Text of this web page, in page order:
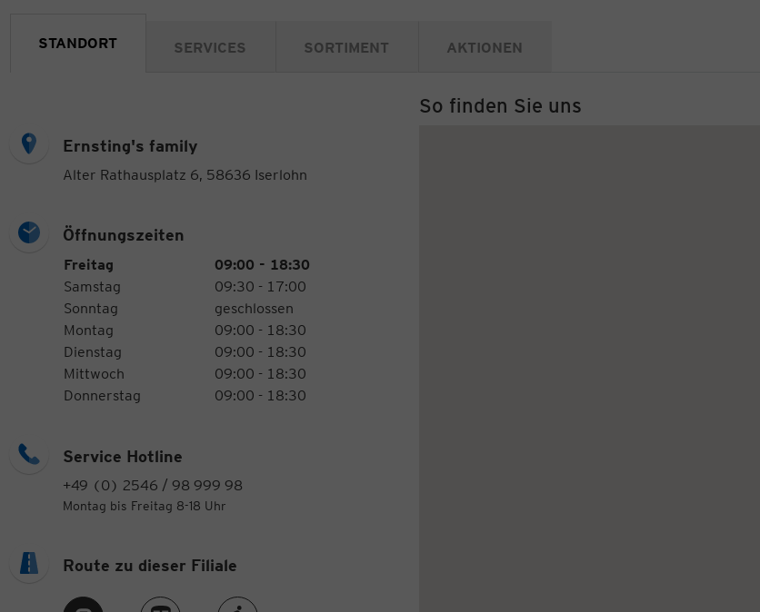
STANDORT SERVICES SORTIMENT AKTIONEN
Ernsting's family
Alter Rathausplatz 6, 58636 Iserlohn
Öffnungszeiten
Öffnungszeiten
Wochentag
Freitag
09:00 - 18:30
Samstag
09:30 - 17:00
Sonntag
geschlossen
Montag
09:00 - 18:30
Dienstag
09:00 - 18:30
Mittwoch
09:00 - 18:30
Donnerstag
09:00 - 18:30
Service Hotline
+49 (0) 2546 / 98 999 98
Montag bis Freitag 8-18 Uhr
So finden Sie uns
Route zu dieser Filiale